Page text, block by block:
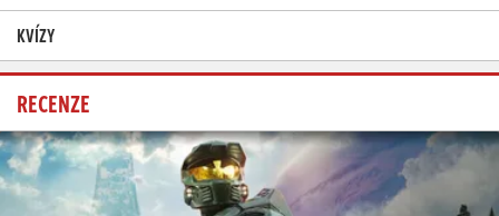
KVÍZY
RECENZE